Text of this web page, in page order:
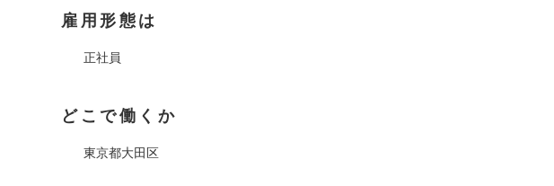
雇用形態は
正社員
どこで働くか
東京都大田区